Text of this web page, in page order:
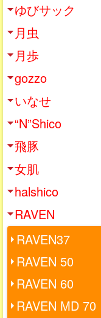
ゆびサック
月虫
月歩
gozzo
いなせ
“N”Shico
飛豚
女肌
halshico
RAVEN
RAVEN37
RAVEN 50
RAVEN 60
RAVEN MD 70